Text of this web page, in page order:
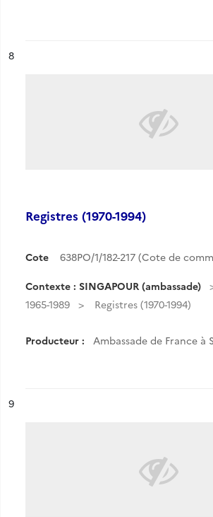
n°
8
Registres (1970-1994)
Cote 638PO/1/182-217 (Cote de
Contexte : SINGAPOUR (ambassade)
1965-1989
Registres (1970-1994)
Producteur : Ambassade de France à
n°
9